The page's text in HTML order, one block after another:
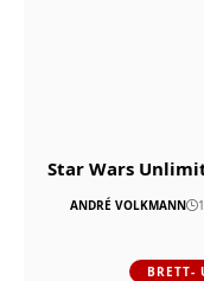
Star Wars
ANDRÉ VOLKMANN
BRETT-